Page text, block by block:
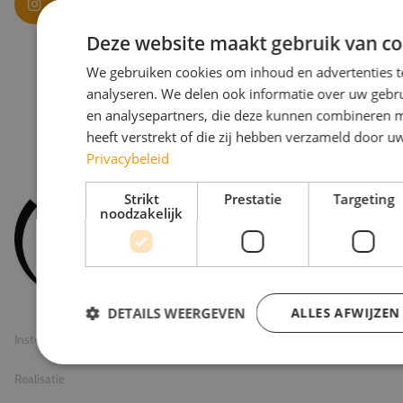
© 2026 Travel Inventive
Algemene voorwaarden
Instellingen
Realisatie
Deze website maakt gebruik van
We gebruiken cookies om inhoud en advertenties
analyseren. We delen ook informatie over uw
en analysepartners, die deze kunnen combineren
heeft verstrekt of die zij hebben verzameld door
Privacybeleid
Strikt
noodzakelijk
Prestatie Targeting
ALLES AFWIJZEN
DETAILS WEERGEVEN